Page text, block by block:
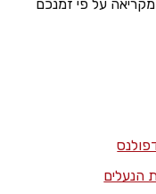
מקריאה על פי זמנכם
הנעלים